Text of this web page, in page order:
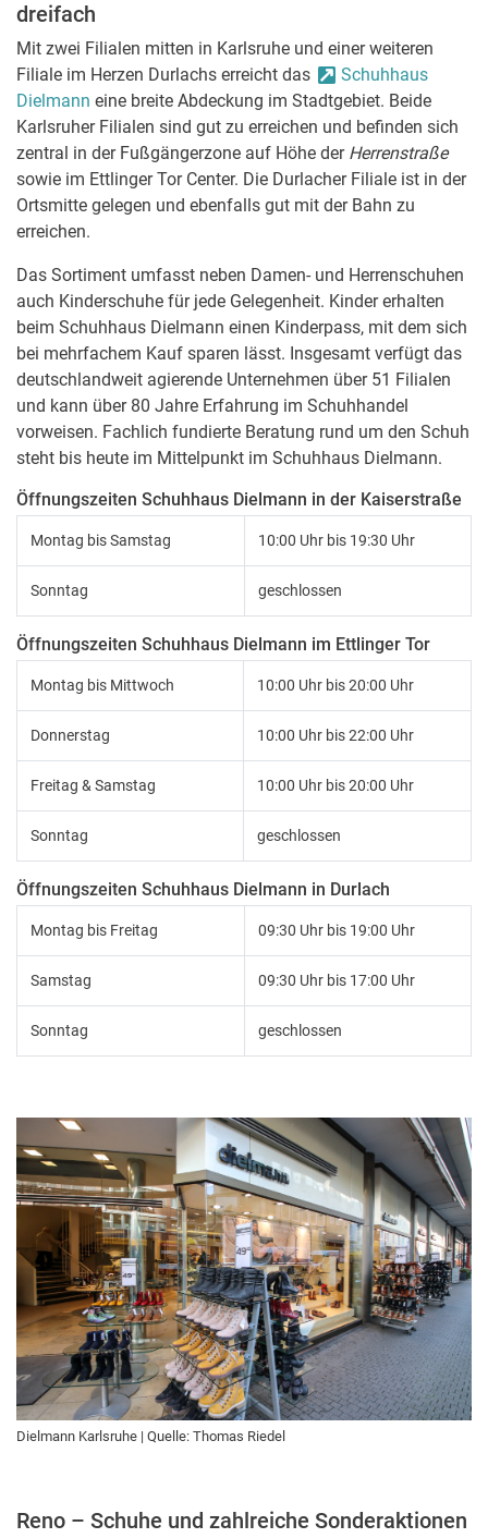
dreifach
Mit zwei Filialen mitten in Karlsruhe und einer weiteren
Filiale im Herzen Durlachs erreicht das
Schuhhaus
Dielmann eine breite Abdeckung im Stadtgebiet. Beide
Karlsruher Filialen sind gut zu erreichen und befinden sich
zentral in der Fußgängerzone auf Höhe der Herrenstraße
sowie im Ettlinger Tor Center. Die Durlacher Filiale ist in der
Ortsmitte gelegen und ebenfalls gut mit der Bahn zu
erreichen.
Das Sortiment umfasst neben Damen- und Herrenschuhen
auch Kinderschuhe für jede Gelegenheit. Kinder erhalten
beim Schuhhaus Dielmann einen Kinderpass, mit dem sich
bei mehrfachem Kauf sparen lässt. Insgesamt verfügt das
deutschlandweit agierende Unternehmen über 51 Filialen
und kann über 80 Jahre Erfahrung im Schuhhandel
vorweisen. Fachlich fundierte Beratung rund um den Schuh
steht bis heute im Mittelpunkt im Schuhhaus Dielmann.
Öffnungszeiten Schuhhaus Dielmann in der Kaiserstraße
Montag bis Samstag 10:00 Uhr bis 19:30 Uhr
Sonntag geschlossen
Öffnungszeiten Schuhhaus Dielmann im Ettlinger Tor
Montag bis Mittwoch 10:00 Uhr bis 20:00 Uhr
Donnerstag 10:00 Uhr bis 22:00 Uhr
Freitag & Samstag 10:00 Uhr bis 20:00 Uhr
Sonntag geschlossen
Öffnungszeiten Schuhhaus Dielmann in Durlach
Montag bis Freitag 09:30 Uhr bis 19:00 Uhr
Samstag 09:30 Uhr bis 17:00 Uhr
Sonntag geschlossen
Dielmann Karlsruhe | Quelle: Thomas Riedel
Reno – Schuhe und zahlreiche Sonderaktionen